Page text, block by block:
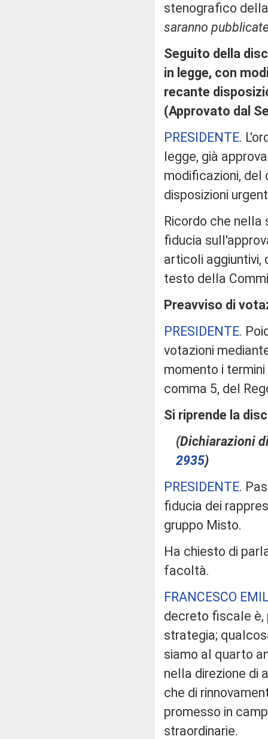
stenografico
saranno
Seguito della
in legge, con
recante
(Approvato dal
PRESIDENTE.
legge, già
modificazioni, del
disposizioni
Ricordo che nella
fiducia
articoli aggiuntivi,
testo della
Preavviso di
PRESIDENTE.
votazioni
momento i
comma 5, del
Si riprende la
(Dichiarazioni
2935​)
PRESIDENTE.
fiducia dei
gruppo Misto.
Ha chiesto di
facoltà.
FRANCESCO
decreto fiscale è,
strategia;
siamo al quarto
nella direzione di
che di
promesso in
straordinarie.